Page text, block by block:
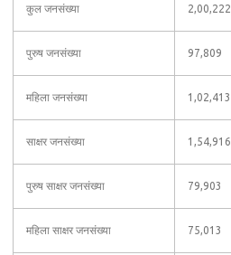
कुल जनसंख्या 2,00,222
पुरुष जनसंख्या 97,809
महिला जनसंख्या 1,02,413
साक्षर जनसंख्या 1,54,916
पुरुष साक्षर जनसंख्या 79,903
महिला साक्षर जनसंख्या 75,013